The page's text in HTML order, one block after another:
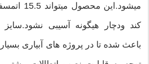
میشود.این
کند ودچار هیگونه آسیبی
باعث شده تا در پروژه های آبیاری